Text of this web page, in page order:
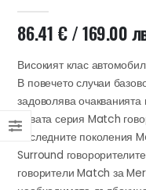
86.41 €/ 169.00
Високият клас
В повечето случаи
задоволява
новата серия Match
последните поколения
Surround
говорители Match за